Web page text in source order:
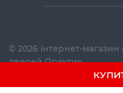
© 2026 інтернет-магазин
дверей Практик